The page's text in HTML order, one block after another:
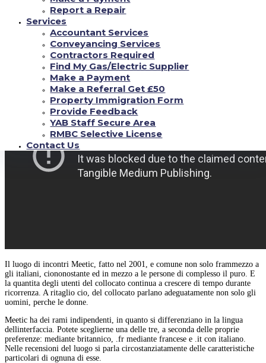
Report a Repair
Services
Accountant Services
Conveyancing Services
Contractors Required
Find My Gas/Electric Supplier
Make a Payment
Make a Referral Get £50
Property Immigration Form
Provide Feedback
YAB Staff Secure Area
RMBC Selective License
Contact Us
Attualmente parliamo dei siti di incontri popolari per Italia.
Meetic.it: piuttosto di 2 milioni di visitatori al
Il luogo di incontri Meetic, fatto nel 2001, e comune non solo frammezzo a
gli italiani, ciononostante ed in mezzo a le persone di complesso il puro. E
la quantita degli utenti del collocato continua a crescere di tempo durante
ricorrenza. A ritaglio cio, del collocato parlano adeguatamente non solo gli
uomini, perche le donne.
Meetic ha dei rami indipendenti, in quanto si differenziano in la lingua
dellinterfaccia. Potete sceglierne una delle tre, a seconda delle proprie
preferenze: mediante britannico, .fr mediante francese e .it con italiano.
Nelle recensioni del luogo si parla circostanziatamente delle caratteristiche
particolari di ognuna di esse.